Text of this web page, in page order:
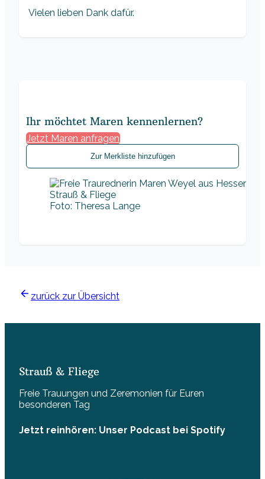
Vielen lieben Dank dafür.
Ihr möchtet Maren kennenlernen?
Jetzt Maren anfragen
Zur Merkliste hinzufügen
Foto: Theresa Lange
zurück zur Übersicht
Strauß & Fliege
Freie Trauungen und Zeremonien für Euren
besonderen Tag
Jetzt reinhören: Unser Podcast bei Spotify